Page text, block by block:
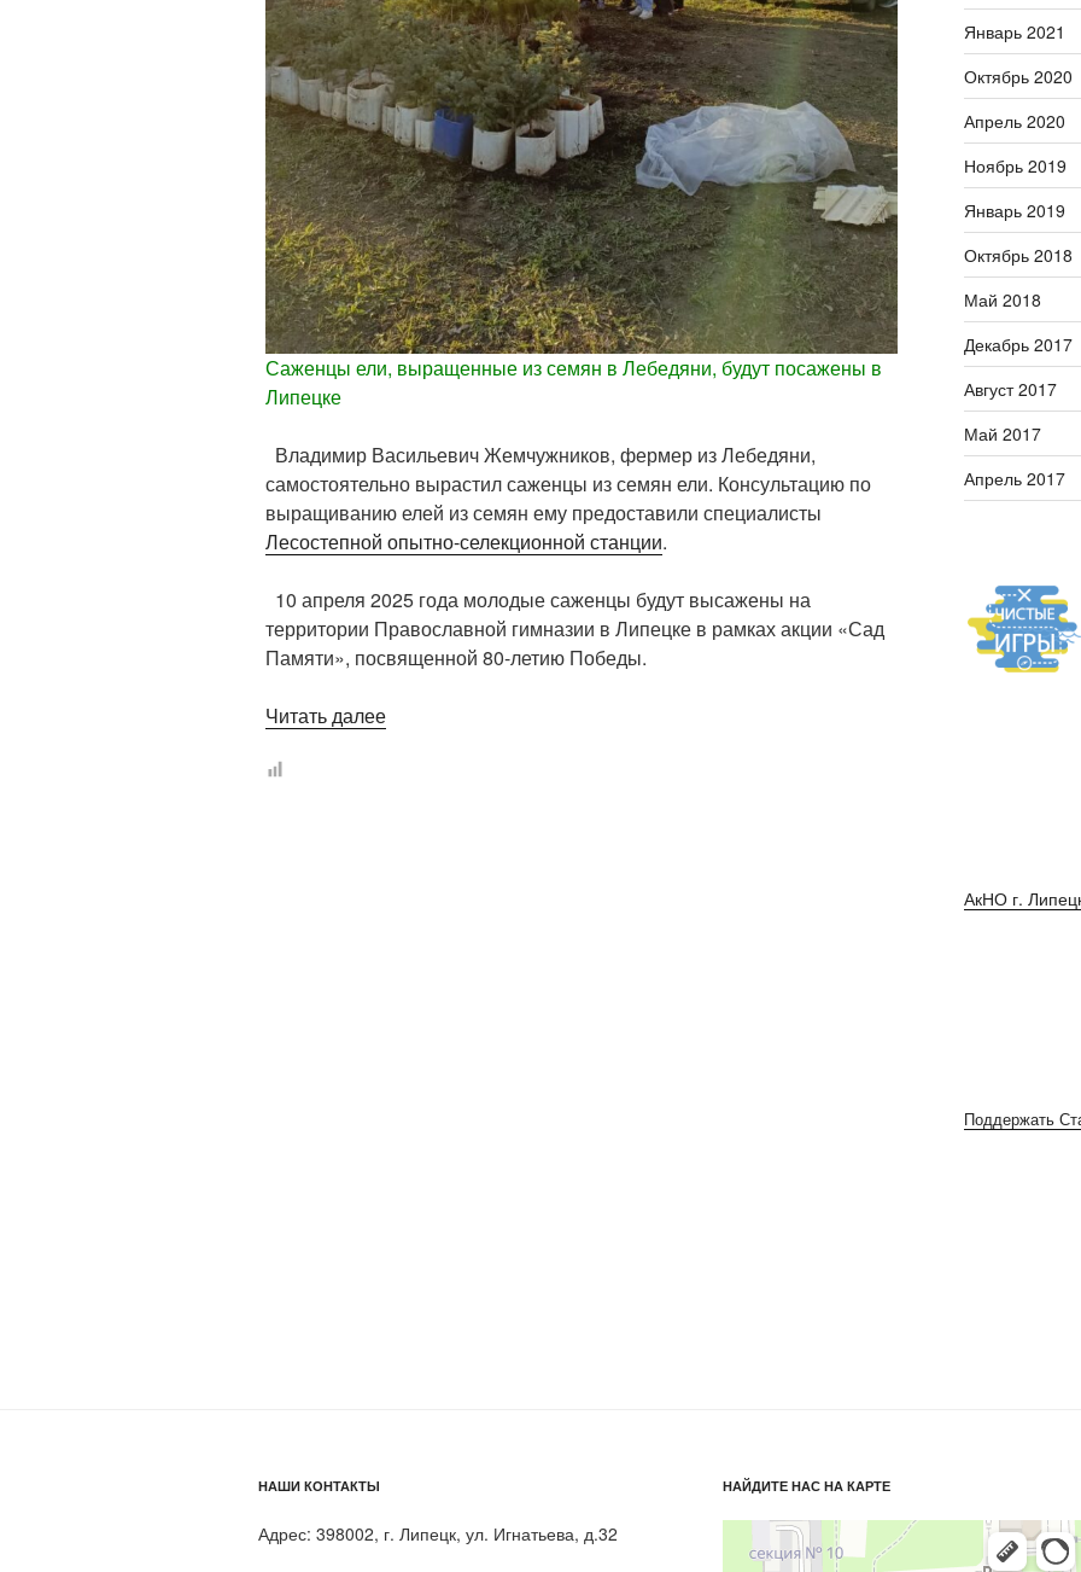
Саженцы ели, выращенные из семян в Лебедяни, будут посажены в
Липецке
Владимир Васильевич Жемчужников, фермер из Лебедяни,
самостоятельно вырастил саженцы из семян ели. Консультацию по
выращиванию елей из семян ему предоставили специалисты
Лесостепной опытно-селекционной станции.
10 апреля 2025 года молодые саженцы будут высажены на
территории Православной гимназии в Липецке в рамках акции «Сад
Памяти», посвященной 80-летию Победы.
Читать далее«Саженцы
Январь 2021
Октябрь 2020
Апрель 2020
Ноябрь 2019
Январь 2019
Октябрь 2018
Май 2018
Декабрь 2017
Август 2017
Май 2017
Апрель 2017
АкНО г.
Поддержать
НАШИ КОНТАКТЫ
Адрес: 398002, г. Липецк, ул. Игнатьева, д.32
НАЙДИТЕ НАС НА КАРТЕ